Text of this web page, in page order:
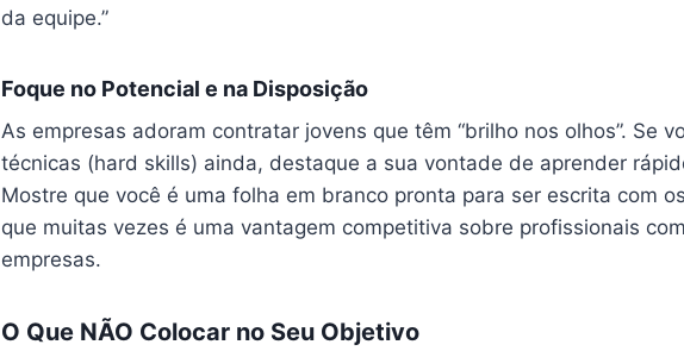
da equipe.”
Foque no Potencial e na Disposição
As empresas adoram contratar jovens que têm “brilho nos olhos”. Se
técnicas (hard skills) ainda, destaque a sua vontade de aprender
Mostre que você é uma folha em branco pronta para ser escrita com
que muitas vezes é uma vantagem competitiva sobre profissionais
empresas.
O Que NÃO Colocar no Seu Objetivo